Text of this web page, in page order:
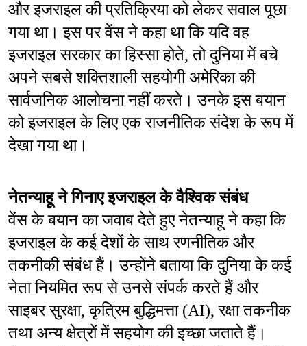
और इजराइल की प्रतिक्रिया को लेकर सवाल पूछा
गया था। इस पर वेंस ने कहा था कि यदि वह
इजराइल सरकार का हिस्सा होते, तो दुनिया में बचे
अपने सबसे शक्तिशाली सहयोगी अमेरिका की
सार्वजनिक आलोचना नहीं करते। उनके इस बयान
को इजराइल के लिए एक राजनीतिक संदेश के रूप में
देखा गया था।
नेतन्याहू ने गिनाए इजराइल के वैश्विक संबंध
वेंस के बयान का जवाब देते हुए नेतन्याहू ने कहा कि
इजराइल के कई देशों के साथ रणनीतिक और
तकनीकी संबंध हैं। उन्होंने बताया कि दुनिया के कई
नेता नियमित रूप से उनसे संपर्क करते हैं और
साइबर सुरक्षा, कृत्रिम बुद्धिमत्ता (AI), रक्षा तकनीक
तथा अन्य क्षेत्रों में सहयोग की इच्छा जताते हैं।